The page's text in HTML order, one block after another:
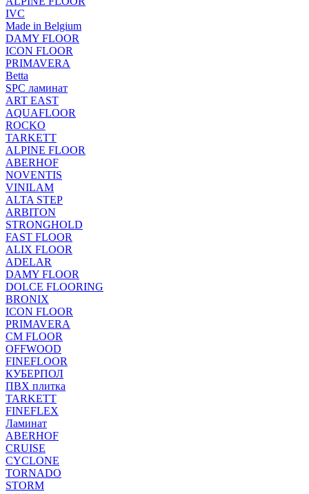
IVC
Made in Belgium
DAMY FLOOR
ICON FLOOR
PRIMAVERA
Betta
SPC ламинат
ART EAST
AQUAFLOOR
ROCKO
TARKETT
ALPINE FLOOR
ABERHOF
NOVENTIS
VINILAM
ALTA STEP
ARBITON
STRONGHOLD
FAST FLOOR
ALIX FLOOR
ADELAR
DAMY FLOOR
DOLCE FLOORING
BRONIX
ICON FLOOR
PRIMAVERA
CM FLOOR
OFFWOOD
FINEFLOOR
КУБЕРПОЛ
ПВХ плитка
TARKETT
FINEFLEX
Ламинат
ABERHOF
CRUISE
CYCLONE
TORNADO
STORM